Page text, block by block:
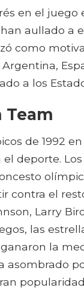
en el juego
aullado a
como
a los
Team
de 1992
deporte.
contra el
Larry
las
la
asombrado